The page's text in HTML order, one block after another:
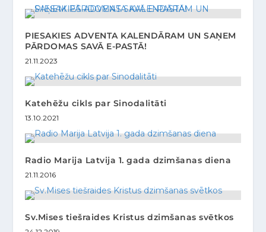
PIESAKIES ADVENTA KALENDĀRAM UN SAŅEM
PĀRDOMAS SAVĀ E-PASTĀ!
21.11.2023
Katehēžu cikls par Sinodalitāti
13.10.2021
Radio Marija Latvija 1. gada dzimšanas diena
21.11.2016
Sv.Mises tiešraides Kristus dzimšanas svētkos